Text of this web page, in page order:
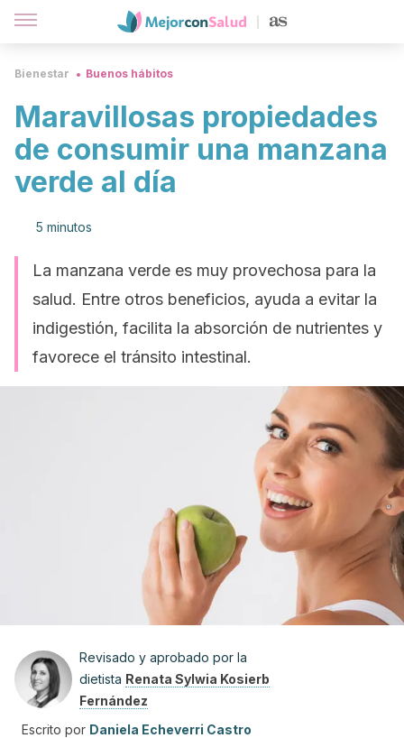
Bienestar Buenos hábitos
Maravillosas propiedades
de consumir una manzana
verde al día
5 minutos
La manzana verde es muy provechosa para la
salud. Entre otros beneficios, ayuda a evitar la
indigestión, facilita la absorción de nutrientes y
favorece el tránsito intestinal.
Revisado y aprobado por la
dietista Renata Sylwia Kosierb
Fernández
Escrito por Daniela Echeverri Castro